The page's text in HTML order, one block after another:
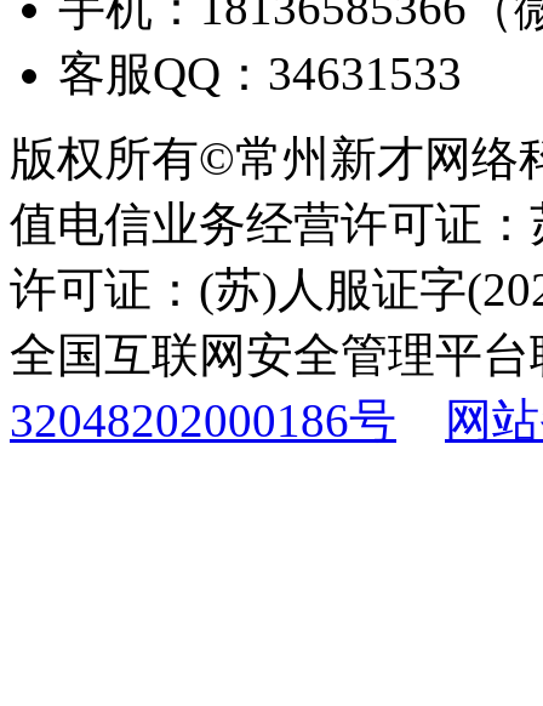
客服QQ：34631533
版权所有©常州新才网络
值电信业务经营许可证
许可证：(苏)人服证字
全国互联网安全管理平
32048202000186号
网